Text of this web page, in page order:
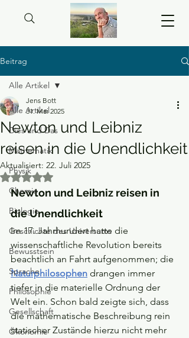
Beitrag
Alle Artikel
Dies und Das
Mathematik
Physik
Chemie
Biologie
Geschichte des Universums
Bewusstsein
Sprache
Philosophie
Gesellschaft
Ökonomie
Alle Artikel
Newton und Leibniz
reisen in die Unendlichkeit
Jens Bott
31. Mai 2025
Aktualisiert: 22. Juli 2025
Mit NaN von 5 Sternen bewertet.
Newton und Leibniz reisen in
die Unendlichkeit
Im 17. Jahrhundert hatte die
wissenschaftliche Revolution bereits
beachtlich an Fahrt aufgenommen; die
Naturphilosophen drangen immer
tiefer in die materielle Ordnung der
Welt ein. Schon bald zeigte sich, dass
die mathematische Beschreibung rein
statischer Zustände hierzu nicht mehr